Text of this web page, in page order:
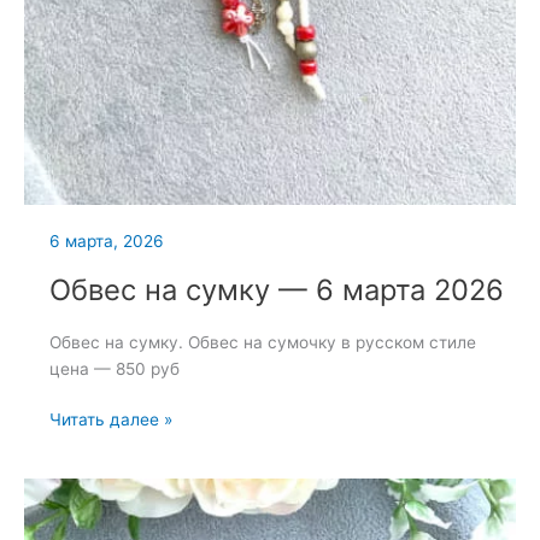
6 марта, 2026
Обвес на сумку — 6 марта 2026
Обвес на сумку. Обвес на сумочку в русском стиле
цена — 850 руб
Обвес
—
6
Читать далее »